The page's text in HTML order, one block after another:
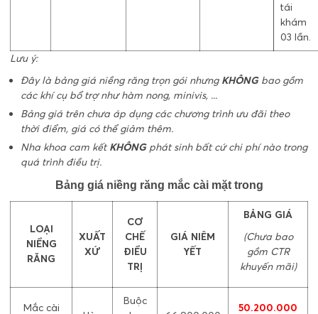
tái
khám
03 lần.
Lưu ý:
Đây là bảng giá niềng răng trọn gói nhưng KHÔNGbao gồm
các khí cụ bổ trợ như hàm nong, minivis, ...
Bảng giá trên chưa áp dụng các chương trình ưu đãi theo
thời điểm, giá có thể giảm thêm.
Nha khoa cam kếtKHÔNGphát sinh bất cứ chi phí nào trong
quá trình điều trị.
Bảng giá niềng răng mắc cài mặt trong
LOẠI
NIỀNG
RĂNG
XUẤT
XỨ
CƠ
CHẾ
ĐIỀU
TRỊ
GIÁ NIÊM
YẾT
BẢNG GIÁ
(Chưa bao
gồm CTR
khuyến mãi)
Mắc cài
Buộc
50.200.000